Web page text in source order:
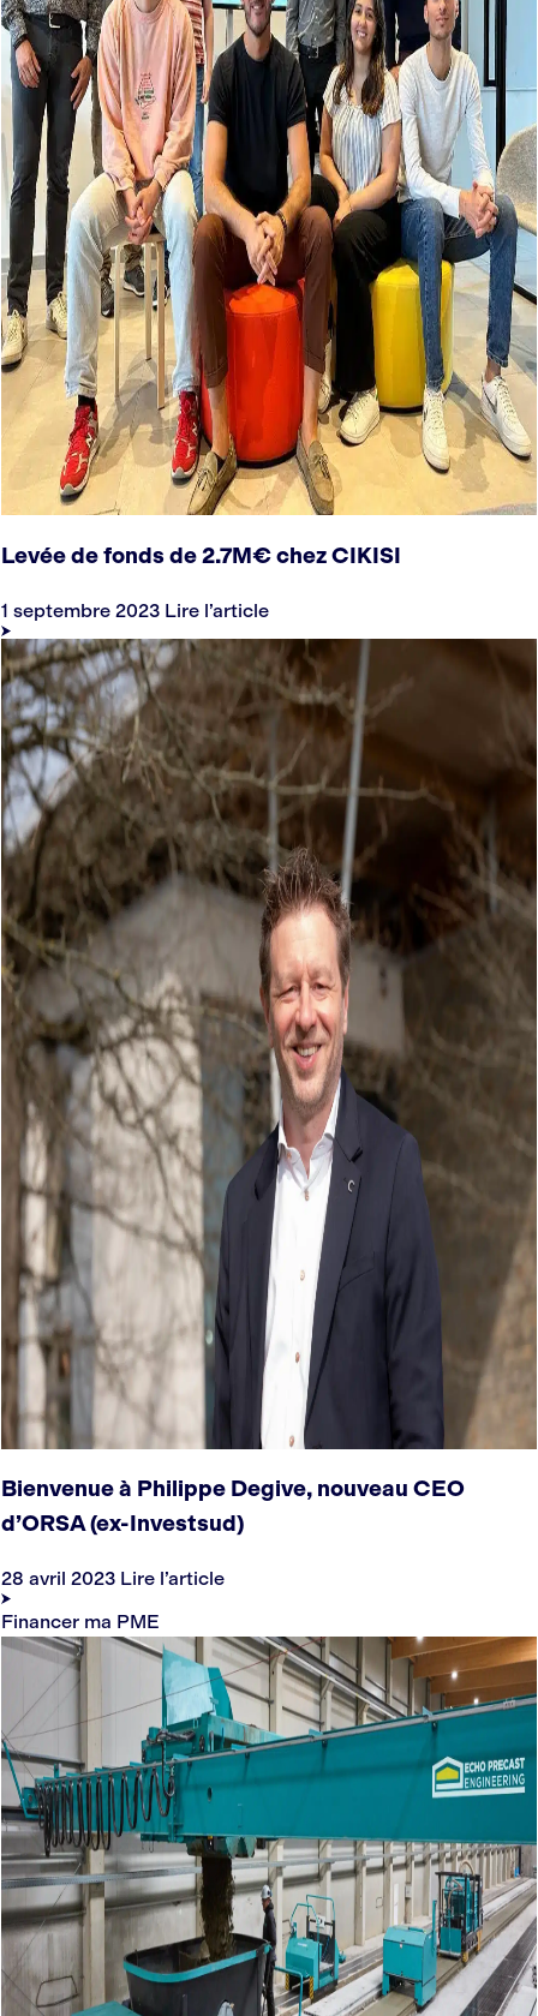
Levée de fonds de 2.7M€ chez CIKISI
1 septembre 2023 Lire l’article
Bienvenue à Philippe Degive, nouveau CEO
d’ORSA (ex-Investsud)
28 avril 2023 Lire l’article
Financer ma PME